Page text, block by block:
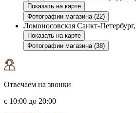
Показать на карте
Фотографии магазина (22)
Ломоносовская Санкт-
Показать на карте
Фотографии магазина (38)
Отвечаем на звонки
с 10:00 до 20:00